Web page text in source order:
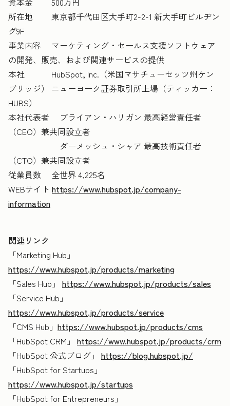
所在地 東京都千代田区大手町2-2-1 新大手町ビルヂン
グ9F
事業内容 マーケティング・セールス支援ソフトウェア
の開発、販売、および関連サービスの提供
本社 HubSpot, Inc.（米国マサチューセッツ州ケン
ブリッジ） ニューヨーク証券取引所上場（ティッカー：
HUBS）
本社代表者 ブライアン・ハリガン 最高経営責任者
（CEO）兼共同設立者
ダーメッシュ・シャア 最高技術責任者
（CTO）兼共同設立者
従業員数 全世界 4,225名
WEBサイト https://www.hubspot.jp/company-
information
関連リンク
「Marketing Hub」
https://www.hubspot.jp/products/marketing
「Sales Hub」 https://www.hubspot.jp/products/sales
「Service Hub」
https://www.hubspot.jp/products/service
「CMS Hub」 https://www.hubspot.jp/products/cms
「HubSpot CRM」 https://www.hubspot.jp/products/crm
「HubSpot 公式ブログ」 https://blog.hubspot.jp/
「HubSpot for Startups」
https://www.hubspot.jp/startups
「HubSpot for Entrepreneurs」